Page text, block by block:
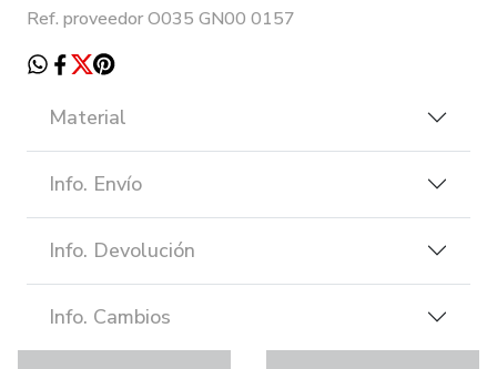
Ref. proveedor O035 GN00 0157
Material
Info. Envío
Info. Devolución
Info. Cambios